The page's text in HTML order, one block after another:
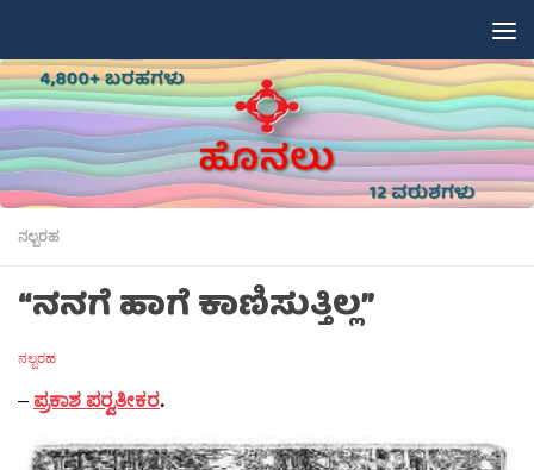
ನಲ್ಬರಹ
“ನನಗೆ ಹಾಗೆ ಕಾಣಿಸುತ್ತಿಲ್ಲ”
ನಲ್ಬರಹ
– ಪ್ರಕಾಶ ಪರ‍್ವತೀಕರ.